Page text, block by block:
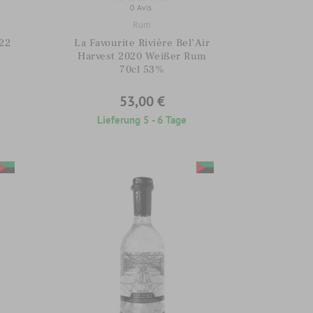
0 Avis
Rum
La Favourite Rivière Bel’Air
Harvest 2020 Weißer Rum
70cl 53%
53,00 €
Lieferung 5 - 6 Tage